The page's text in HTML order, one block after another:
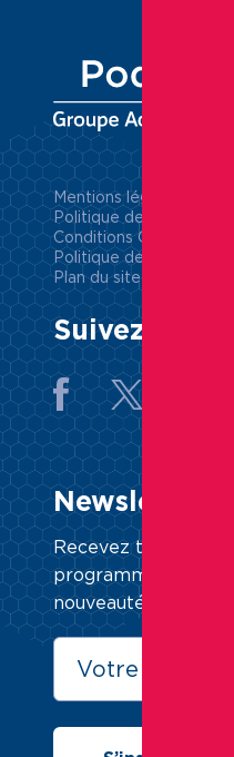
Mentions légales
Politique de
Conditions Générales
Politique de gestion
Plan du site
Suivez-nous
Newsletter
Recevez toute
programmes, la vie
nouveautés… chaque